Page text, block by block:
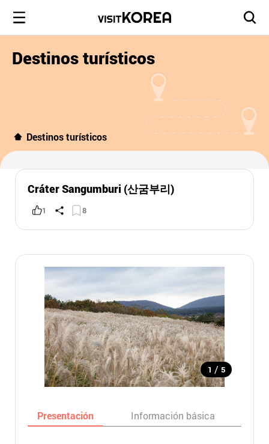
Destinos turísticos
Destinos turísticos
Cráter Sangumburi (산굼부리)
1 8
1 / 5
Presentación Información básica